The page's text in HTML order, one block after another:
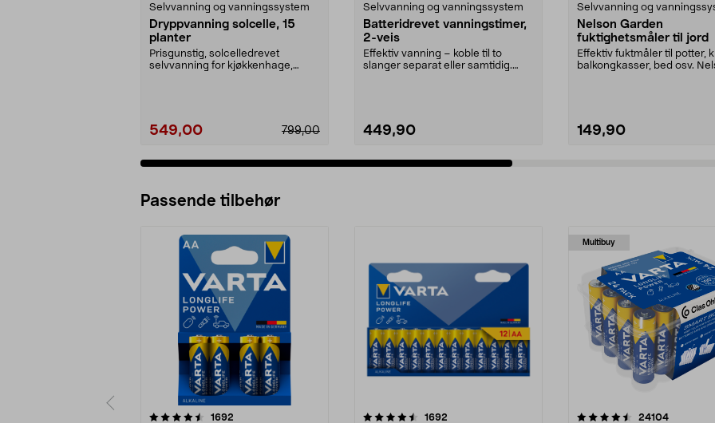
Selvvanning og vanningssystem
Dryppvanning solcelle, 15
planter
Prisgunstig, solcelledrevet
selvvanning for kjøkkenhage,
549,00 799,00
Selvvanning og vanningssystem
Batteridrevet vanningstimer,
2-veis
Effektiv vanning – koble til to
slanger separat eller samtidig.
449,90
Selvvanning og
Nelson Garden
fuktighetsmåler til jord
Effektiv fuktmåler til potter,
balkongkasser, bed osv.
149,90
Passende tilbehør
1692
4.5av 5 stjerner 1692
Multibuy
4.5av 5 stjerner 24104
4.5av 5 stjerner